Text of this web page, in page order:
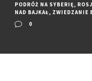
PODRÓŻ NA SYBERIĘ,
NAD BAJKAŁ, ZWIEDZANIE
0